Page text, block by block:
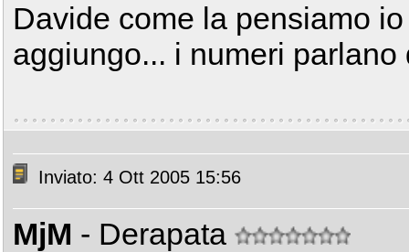
Davide come la pensiamo
aggiungo... i numeri
Inviato: 4 Ott 2005 15:56
MjM - Derapata